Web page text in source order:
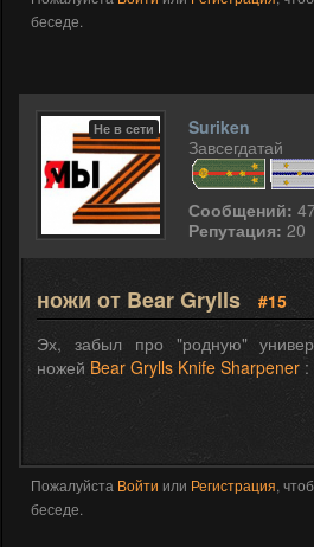
беседе.
Не в сети
Suriken
Завсегдатай
Сообщений:
Репутация: 20
ножи от Bear Grylls
#15
Эх, забыл про "родную"
ножей Bear Grylls Knife Sharpener :
Пожалуйста Войти или Регистрация,
беседе.